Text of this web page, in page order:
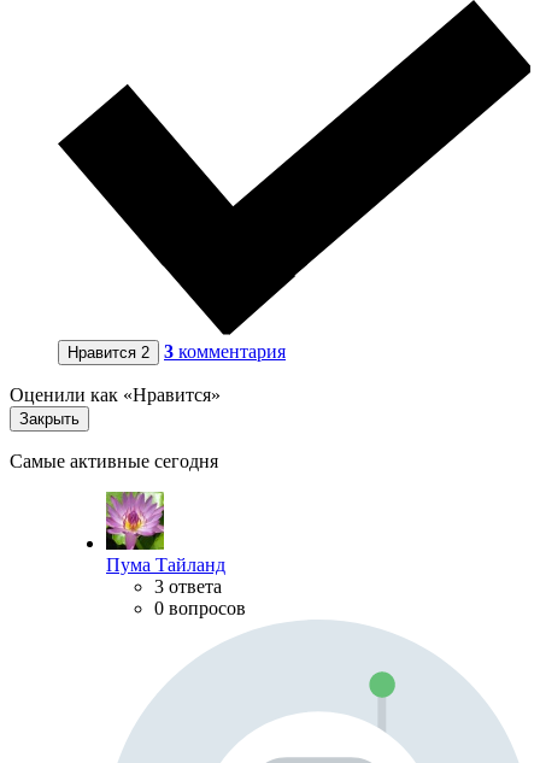
Нравится 2 3 комментария
Оценили как «Нравится»
Закрыть
Самые активные сегодня
Пума Тайланд
3 ответа
0 вопросов